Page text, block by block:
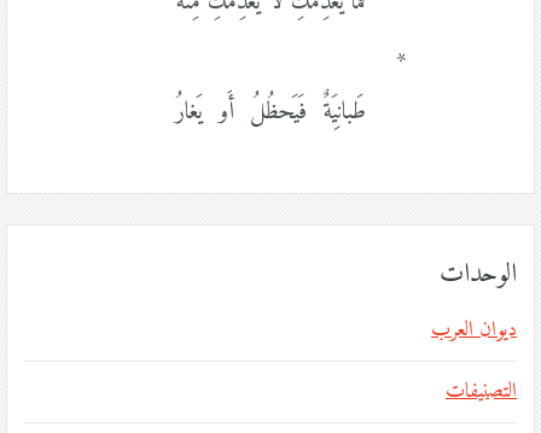
*
طَبانِيَةٌ فَيَحظُلُ أَو يَغارُ
الوحدات
ديوان العرب
التصنيفات